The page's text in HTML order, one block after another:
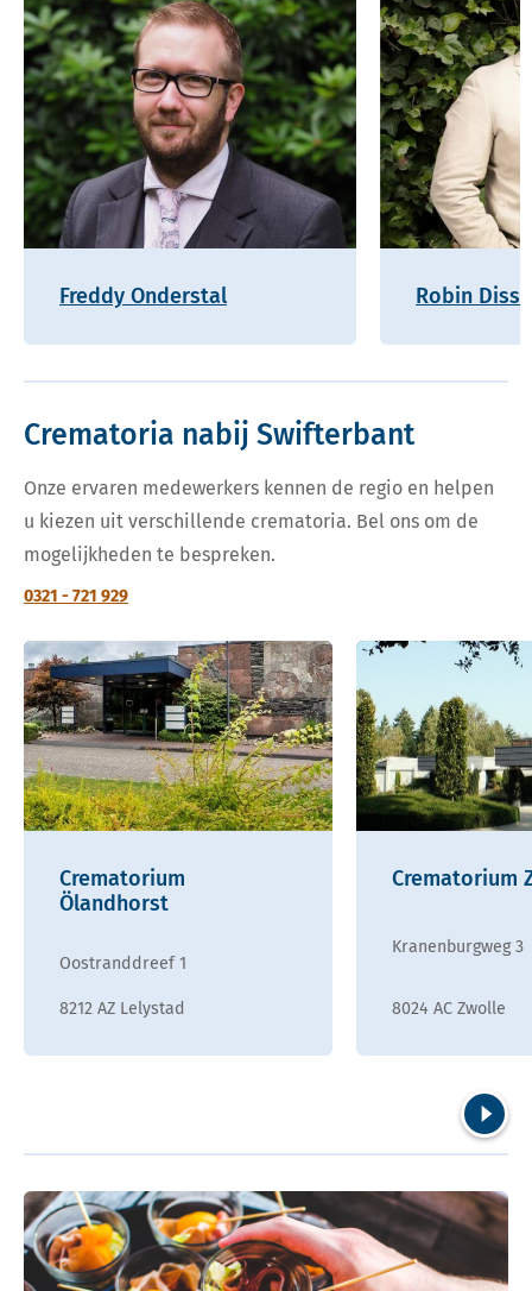
Freddy Onderstal Robin
Crematoria nabij Swifterbant
Onze ervaren medewerkers kennen de regio en helpen
u kiezen uit verschillende crematoria. Bel ons om de
mogelijkheden te bespreken.
0321 - 721 929
Crematorium
Ölandhorst
Oostranddreef 1
8212 AZ Lelystad
Crematorium
Kranenburgweg 3
8024 AC Zwolle